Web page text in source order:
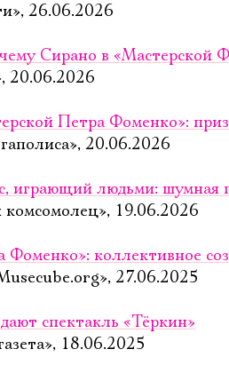
26.06.2026
Сирано в «Мастерской
20.06.2026
Петра Фоменко»:
20.06.2026
играющий людьми: шумная
19.06.2026
коллективное
27.06.2025
спектакль «Тёркин»
18.06.2025